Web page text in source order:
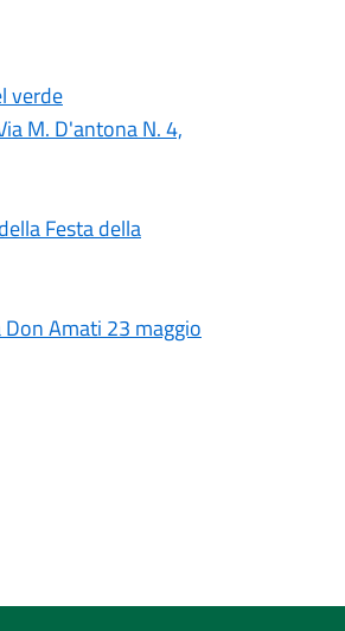
verde
M. D'antona N. 4,
Festa della
Amati 23 maggio